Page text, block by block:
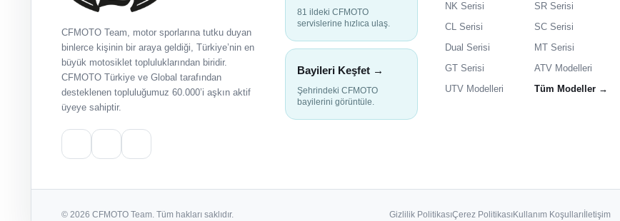
CFMOTO Team, motor sporlarına tutku duyan
binlerce kişinin bir araya geldiği, Türkiye’nin en
büyük motosiklet topluluklarından biridir.
CFMOTO Türkiye ve Global tarafından
desteklenen topluluğumuz 60.000’i aşkın aktif
üyeye sahiptir.
81 ildeki CFMOTO
servislerine hızlıca ulaş.
Bayileri Keşfet →
Şehrindeki CFMOTO
bayilerini görüntüle.
NK Serisi
SR Serisi
CL Serisi
SC Serisi
Dual Serisi
MT Serisi
GT Serisi
ATV Modelleri
UTV Modelleri
Tüm Modeller →
© 2026 CFMOTO Team. Tüm hakları saklıdır. Gizlilik PolitikasıÇerez PolitikasıKullanım Koşullarıİletişim